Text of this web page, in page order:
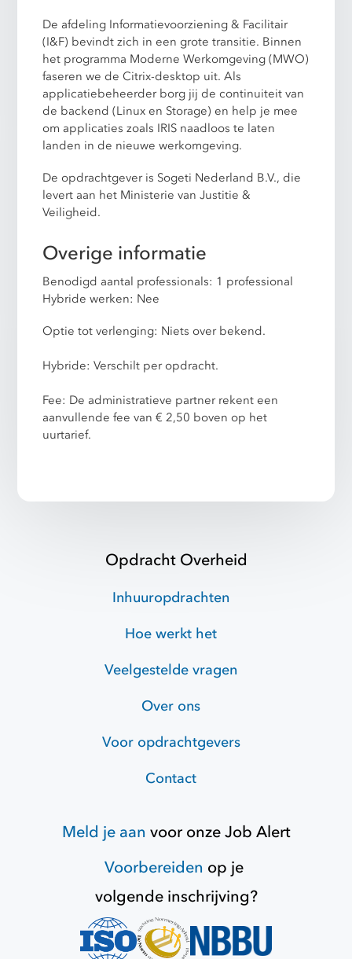
De afdeling Informatievoorziening & Facilitair
(I&F) bevindt zich in een grote transitie. Binnen
het programma Moderne Werkomgeving (MWO)
faseren we de Citrix-desktop uit. Als
applicatiebeheerder borg jij de continuiteit van
de backend (Linux en Storage) en help je mee
om applicaties zoals IRIS naadloos te laten
landen in de nieuwe werkomgeving.
De opdrachtgever is Sogeti Nederland B.V., die
levert aan het Ministerie van Justitie &
Veiligheid.
Overige informatie
Benodigd aantal professionals: 1 professional
Hybride werken: Nee
Optie tot verlenging: Niets over bekend.
Hybride: Verschilt per opdracht.
Fee: De administratieve partner rekent een
aanvullende fee van € 2,50 boven op het
uurtarief.
Opdracht Overheid
Inhuuropdrachten
Hoe werkt het
Veelgestelde vragen
Over ons
Voor opdrachtgevers
Contact
Meld je aan voor onzeJob Alert
Voorbereiden op je
volgende inschrijving?